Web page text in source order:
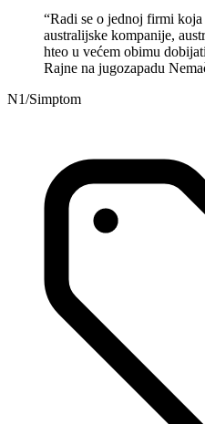
“Radi se o jednoj firmi
australijske kompanije,
hteo u većem obimu
Rajne na jugozapadu
N1/Simptom